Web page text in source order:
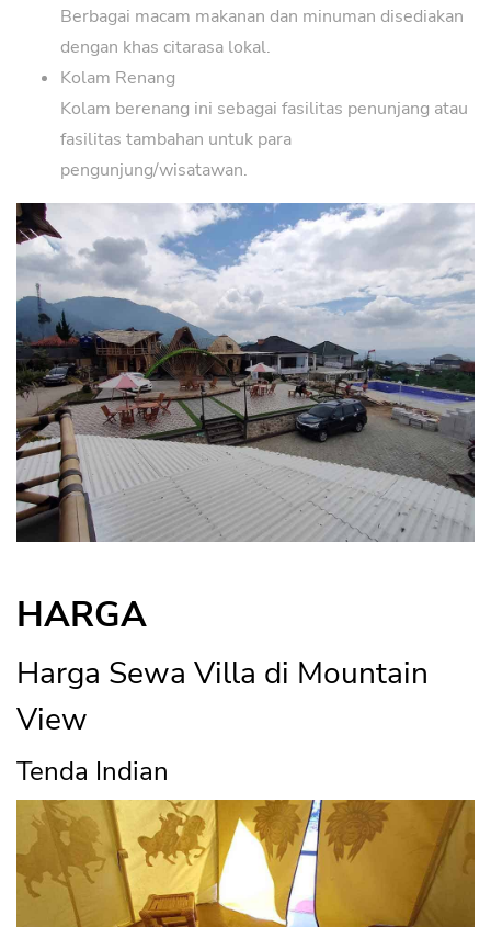
Berbagai macam makanan dan minuman disediakan
dengan khas citarasa lokal.
Kolam Renang
Kolam berenang ini sebagai fasilitas penunjang atau
fasilitas tambahan untuk para
pengunjung/wisatawan.
HARGA
Harga Sewa Villa di Mountain
View
Tenda Indian